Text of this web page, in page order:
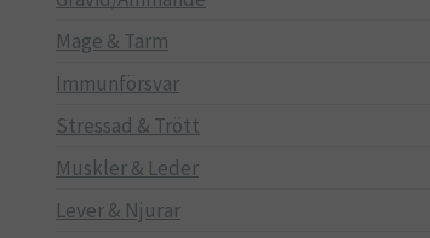
Mage & Tarm
Immunförsvar
Stressad & Trött
Muskler & Leder
Lever & Njurar